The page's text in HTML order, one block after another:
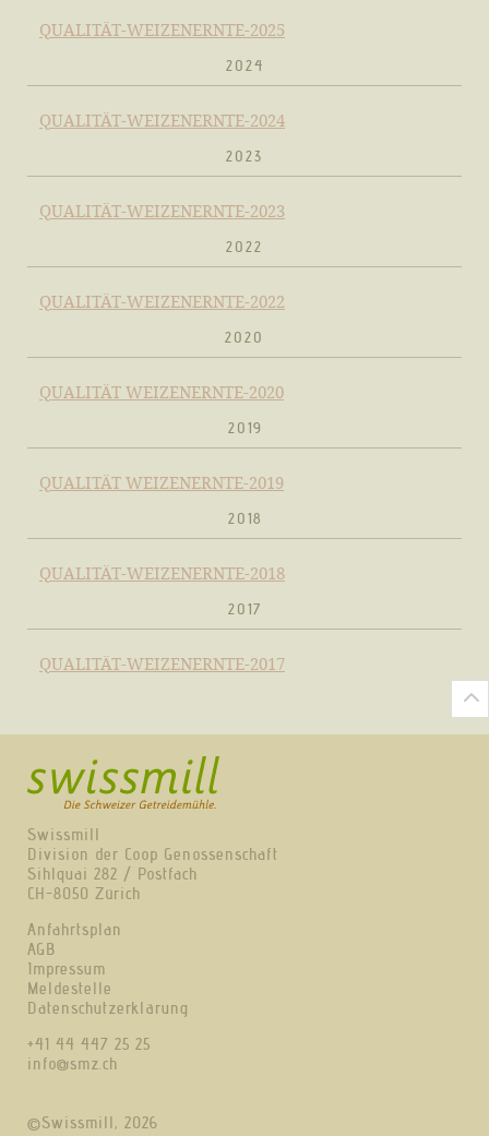
QUALITÄT-WEIZENERNTE-2025
2024
QUALITÄT-WEIZENERNTE-2024
2023
QUALITÄT-WEIZENERNTE-2023
2022
QUALITÄT-WEIZENERNTE-2022
2020
QUALITÄT WEIZENERNTE-2020
2019
QUALITÄT WEIZENERNTE-2019
2018
QUALITÄT-WEIZENERNTE-2018
2017
QUALITÄT-WEIZENERNTE-2017
Swissmill
Division der Coop Genossenschaft
Sihlquai 282 / Postfach
CH-8050 Zürich
Anfahrtsplan
AGB
Impressum
Meldestelle
Datenschutzerklärung
+41 44 447 25 25
info@smz.ch
©Swissmill, 2026